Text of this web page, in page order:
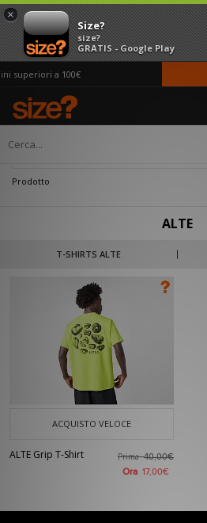
×
Size?
size?
GRATIS - Google Play
superiori a 100€
Home Uomo
Prodotto
ALTE
T-SHIRTS ALTE
ACQUISTO VELOCE
ALTE Grip T-Shirt Prima40,00€
Ora 17,00€